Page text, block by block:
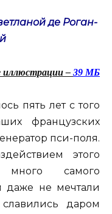
де Роган-
иллюстрации – 39 МБ
пять лет с того
французских
пси-поля.
этого
много самого
даже не мечтали
даром